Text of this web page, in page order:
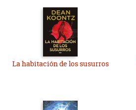
La habitación de los susurros